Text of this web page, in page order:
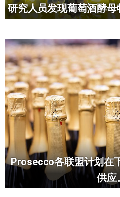
研究人员发现葡萄酒酵
Prosecco各联盟计划在
供应